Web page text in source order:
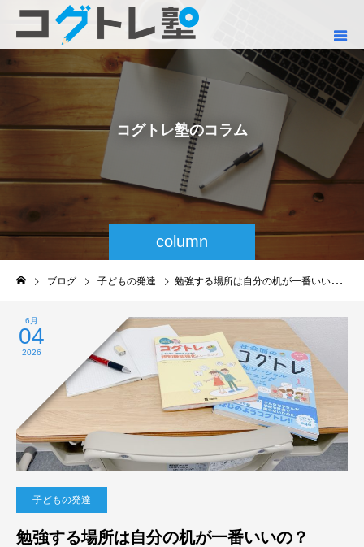
column
コグト レ塾のコ ラム
ブログ 子どもの発達 勉強する場所は自分の机が一番いいの？
6月
04
2026
子どもの発達
勉強する場所は自分の机が一番いいの？